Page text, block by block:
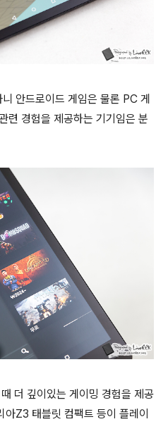
안드로이드 게임은 물론 PC 게
련 경험을 제공하는 기기임은 분
더 깊이있는 게이밍 경험을 제공
Z3 태블릿 컴팩트 등이 플레이